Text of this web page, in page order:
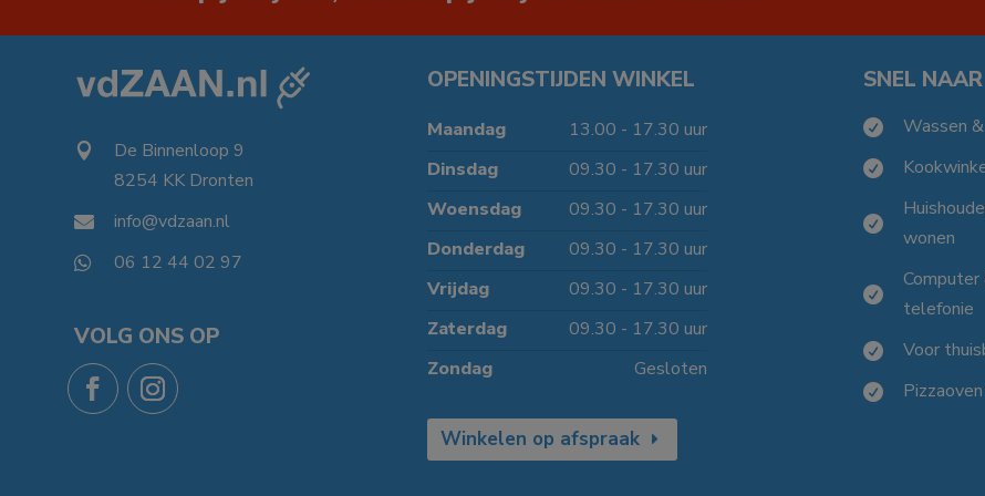
 De Binnenloop 9
8254 KK Dronten
 info@vdzaan.nl
 06 12 44 02 97
VOLG ONS OP
OPENINGSTIJDEN WINKEL
Maandag
13.00 - 17.30 uur
Dinsdag
09.30 - 17.30 uur
Woensdag
09.30 - 17.30 uur
Donderdag
09.30 - 17.30 uur
Vrijdag
09.30 - 17.30 uur
Zaterdag
09.30 - 17.30 uur
Zondag
Gesloten
Winkelen op afspraak
SNEL NAAR
 Wassen


wonen

Computer
telefonie
 Voor
